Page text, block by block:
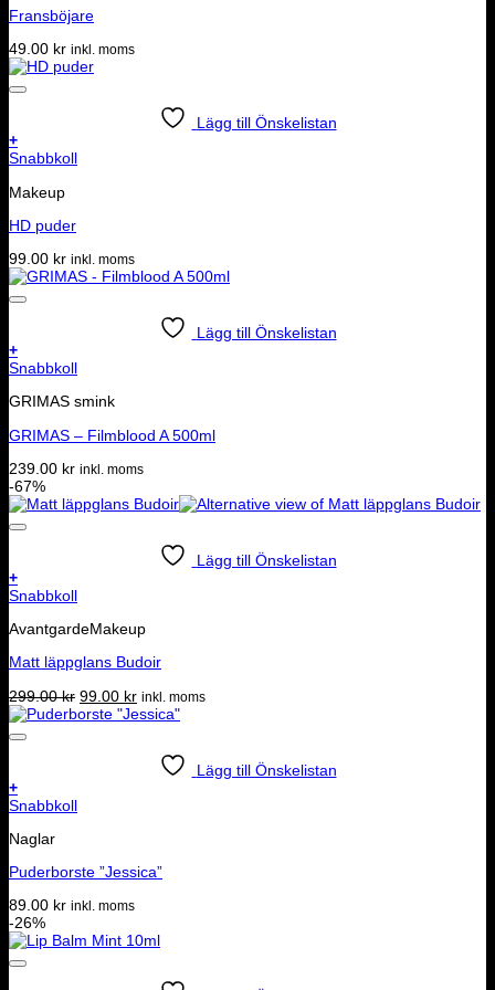
Fransböjare
49.00 kr inkl. moms
Lägg till Önskelistan
+
Snabbkoll
Makeup
HD puder
99.00 kr inkl. moms
Lägg till Önskelistan
+
Snabbkoll
GRIMAS smink
GRIMAS – Filmblood A 500ml
239.00 kr inkl. moms
-67%
Lägg till Önskelistan
+
Snabbkoll
AvantgardeMakeup
Matt läppglans Budoir
299.00kr Det
ursprungliga
99.00 krDet
nuvarande
99.00 kr.
inkl. moms
Lägg till Önskelistan
+
Snabbkoll
Naglar
Puderborste ”Jessica”
89.00 kr inkl. moms
-26%